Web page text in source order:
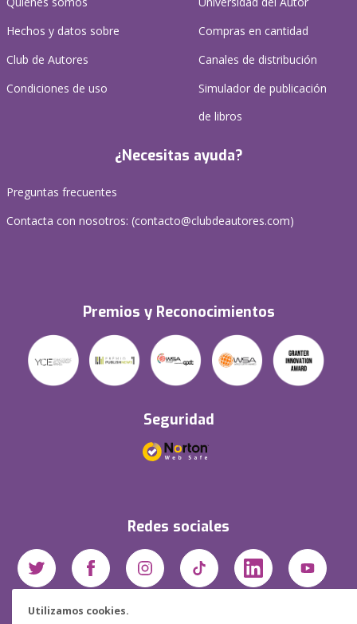
Utilizamos cookies.
Hechos y datos sobre
Club de Autores
Condiciones de uso
Compras en cantidad
Canales de distribución
Simulador de publicación
de libros
¿Necesitas ayuda?
Preguntas frecuentes
Contacta con nosotros: (contacto@clubdeautores.com)
Premios y Reconocimientos
Seguridad
Redes sociales